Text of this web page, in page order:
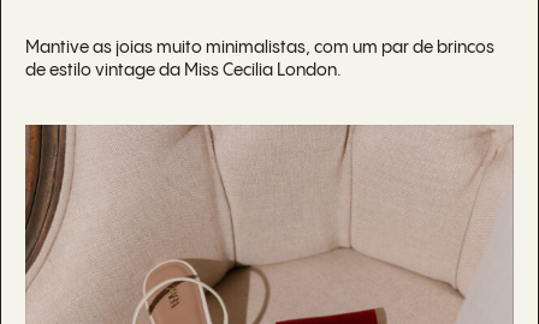
Mantive as joias muito minimalistas, com um par de brincos
de estilo vintage da Miss Cecilia London.